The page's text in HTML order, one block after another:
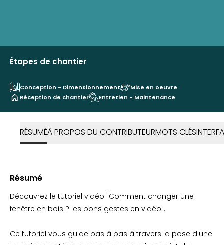
Étapes de chantier
Conception - Dimensionnement
Mise en oeuvre
Réception de chantier
Entretien - Maintenance
RÉSUMÉÀ PROPOS DU CONTRIBUTEURMOTS CLÉS
Résumé
Découvrez le tutoriel vidéo "Comment changer une
fenêtre en bois ? les bons gestes en vidéo".
Ce tutoriel vous guide pas à pas à travers la pose d'une